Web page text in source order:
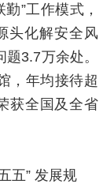
”工作模式，
头化解安全风
3.7万余处。
，年均接待超
获全国及全省
” 发展规